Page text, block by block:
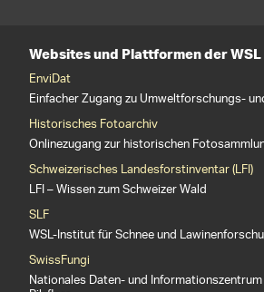
Websites und Plattformen der WSL
EnviDat
Einfacher Zugang zu Umweltforschungs-
Historisches Fotoarchiv
Onlinezugang zur historischen
Schweizerisches Landesforstinventar (LFI)
LFI – Wissen zum Schweizer Wald
SLF
WSL-Institut für Schnee und
SwissFungi
Nationales Daten- und